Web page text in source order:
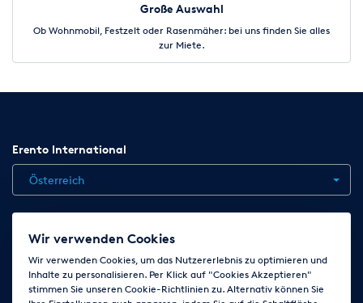
Große Auswahl
Ob Wohnmobil, Festzelt oder Rasenmäher: bei uns finden Sie alles
zur Miete.
Erento International
Österreich
Jobs Kontakt News
AGB
Impressum Cookie-Einstellungen ändern
Wir verwenden Cookies
Wir verwenden Cookies, um das Nutzererlebnis zu optimieren und
Inhalte zu personalisieren. Per Klick auf "Cookies Akzeptieren"
stimmen Sie unseren Cookie-Richtlinien zu. Alternativ können Sie